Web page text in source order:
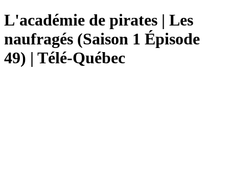
L'académie de pirates | Les
naufragés (Saison 1 Épisode
49) | Télé-Québec